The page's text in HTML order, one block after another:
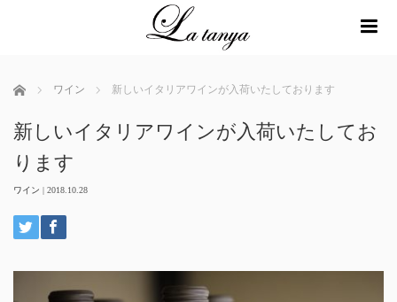
ホーム ワイン 新しいイタリアワインが入荷いたしております
新しいイタリアワインが入荷いたしてお
ります
ワイン | 2018.10.28